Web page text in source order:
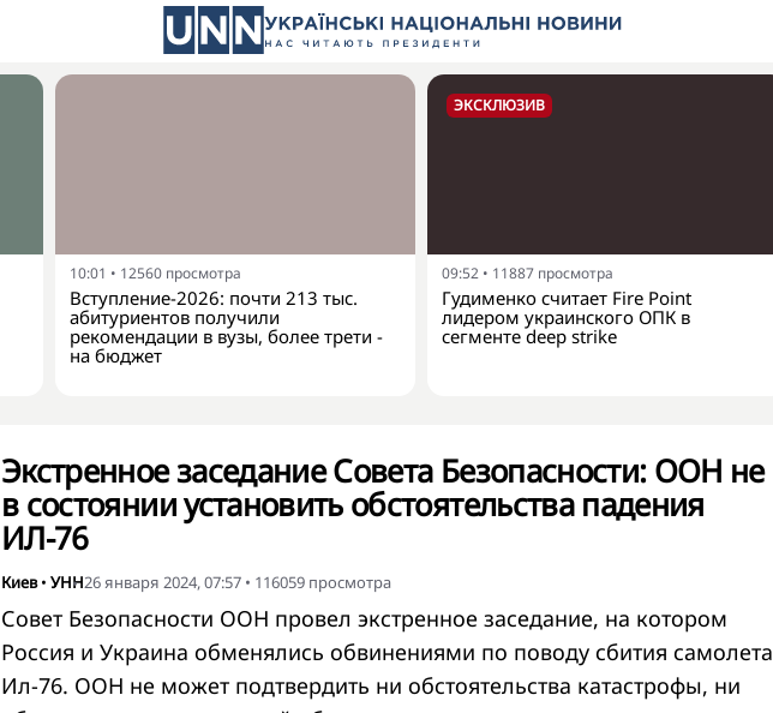
10:01 • 12560 просмотра
Вступление-2026: почти 213 тыс.
абитуриентов получили
рекомендации в вузы, более трети -
на бюджет
ЭКСКЛЮЗИВ
09:52 • 11887 просмотра
Гудименко считает Fire Point
лидером украинского ОПК в
сегменте deep strike
Экстренное заседание Совета Безопасности: ООН не
в состоянии установить обстоятельства падения
ИЛ-76
Киев• УНН26 января 2024, 07:57 • 116059 просмотра
Совет Безопасности ООН провел экстренное заседание, на котором
Россия и Украина обменялись обвинениями по поводу сбития самолета
Ил-76. ООН не может подтвердить ни обстоятельства катастрофы, ни